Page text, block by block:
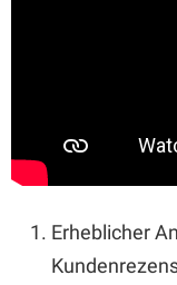
Erheblicher